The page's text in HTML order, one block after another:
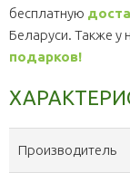
бесплатную
Беларуси. Также у
подарков!
Производитель